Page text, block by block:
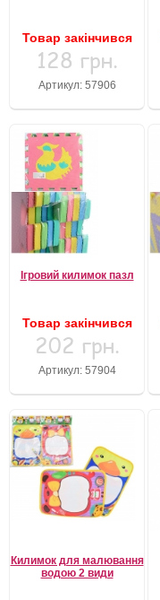
Товар закінчився
128 грн.
Артикул: 57906
Ігровий килимок пазл
Товар закінчився
202 грн.
Артикул: 57904
Килимок для малювання
водою 2 види